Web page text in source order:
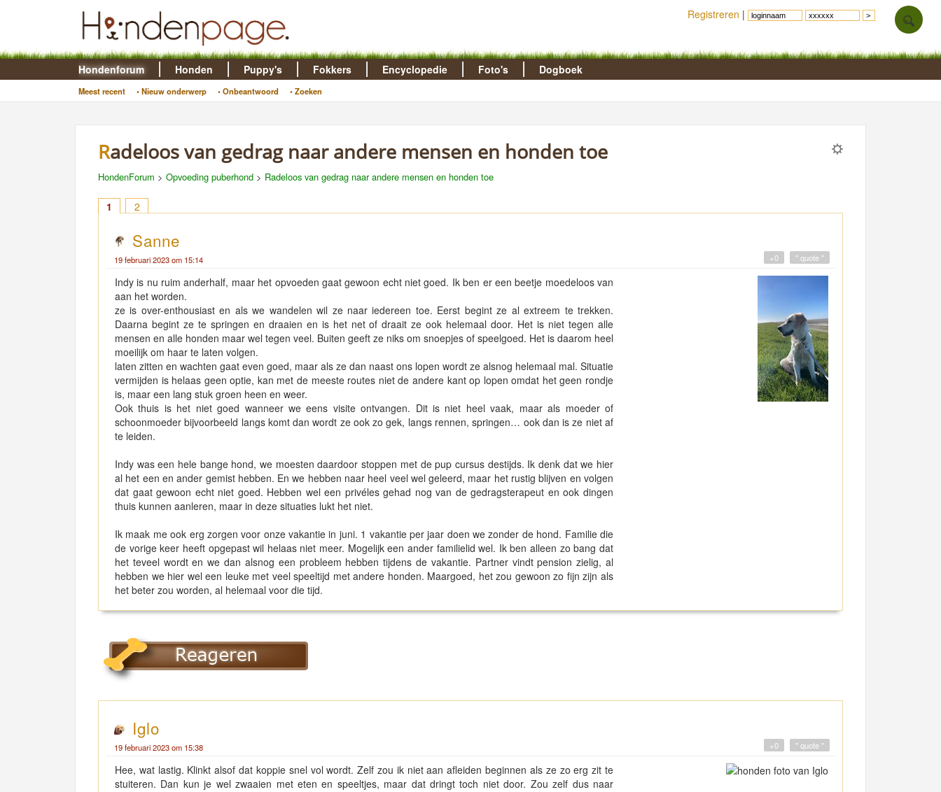
Hondenforum
Meest recent • Nieuw onderwerp • Onbeantwoord • Zoeken
Honden Puppy's Fokkers Encyclopedie Foto's Dogboek
Radeloos van gedrag naar andere mensen en honden toe
HondenForum > Opvoeding puberhond > Radeloos van gedrag naar andere mensen en honden toe
1 2
Sanne
19 februari 2023 om 15:14 " quote "
+0
Indy is nu ruim anderhalf, maar het opvoeden gaat gewoon echt niet goed. Ik ben er een beetje moedeloos van
aan het worden.
ze is over-enthousiast en als we wandelen wil ze naar iedereen toe. Eerst begint ze al extreem te trekken.
Daarna begint ze te springen en draaien en is het net of draait ze ook helemaal door. Het is niet tegen alle
mensen en alle honden maar wel tegen veel. Buiten geeft ze niks om snoepjes of speelgoed. Het is daarom heel
moeilijk om haar te laten volgen.
laten zitten en wachten gaat even goed, maar als ze dan naast ons lopen wordt ze alsnog helemaal mal. Situatie
vermijden is helaas geen optie, kan met de meeste routes niet de andere kant op lopen omdat het geen rondje
is, maar een lang stuk groen heen en weer.
Ook thuis is het niet goed wanneer we eens visite ontvangen. Dit is niet heel vaak, maar als moeder of
schoonmoeder bijvoorbeeld langs komt dan wordt ze ook zo gek, langs rennen, springen… ook dan is ze niet af
te leiden.
Indy was een hele bange hond, we moesten daardoor stoppen met de pup cursus destijds. Ik denk dat we hier
al het een en ander gemist hebben. En we hebben naar heel veel wel geleerd, maar het rustig blijven en volgen
dat gaat gewoon echt niet goed. Hebben wel een privéles gehad nog van de gedragsterapeut en ook dingen
thuis kunnen aanleren, maar in deze situaties lukt het niet.
Ik maak me ook erg zorgen voor onze vakantie in juni. 1 vakantie per jaar doen we zonder de hond. Familie die
de vorige keer heeft opgepast wil helaas niet meer. Mogelijk een ander familielid wel. Ik ben alleen zo bang dat
het teveel wordt en we dan alsnog een probleem hebben tijdens de vakantie. Partner vindt pension zielig, al
hebben we hier wel een leuke met veel speeltijd met andere honden. Maargoed, het zou gewoon zo fijn zijn als
het beter zou worden, al helemaal voor die tijd.
Iglo
19 februari 2023 om 15:38 " quote "
+0
Hee, wat lastig. Klinkt alsof dat koppie snel vol wordt. Zelf zou ik niet aan afleiden beginnen als ze zo erg zit te
stuiteren. Dan kun je wel zwaaien met eten en speeltjes, maar dat dringt toch niet door. Zou zelf dus naar
Registreren |